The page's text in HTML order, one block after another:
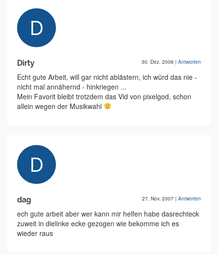
Dirty 30. Dez. 2006 | Antworten
Echt gute Arbeit, will gar nicht ablästern, ich würd das nie -
nicht mal annähernd - hinkriegen ...
Mein Favorit bleibt trotzdem das Vid von pixelgod, schon
allein wegen der Musikwahl
dag 27. Nov. 2007 | Antworten
ech gute arbeit aber wer kann mir helfen habe dasrechteck
zuweit in dielinke ecke gezogen wie bekomme ich es
wieder raus